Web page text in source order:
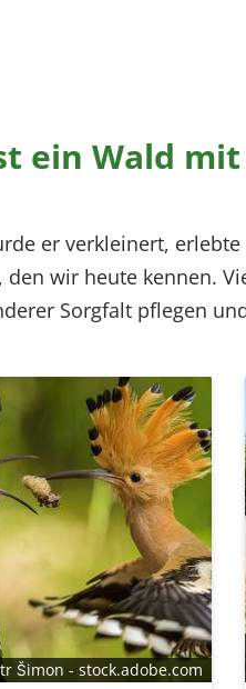
ein Wald
er verkleinert,
wir heute kennen.
Sorgfalt pflegen
Šimon - stock.adobe.com